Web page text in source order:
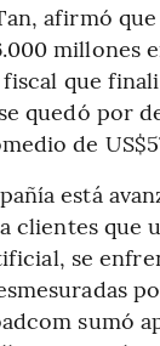
afirmó
millones
que
quedó por
de
está
clientes que
se
sumó